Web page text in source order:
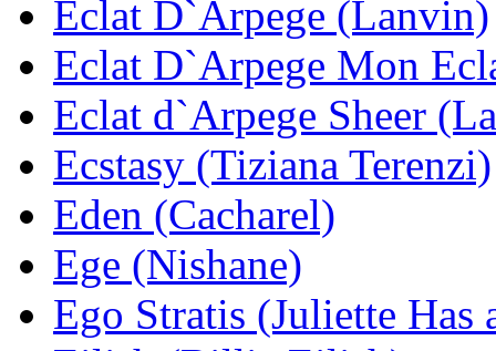
Eclat D`Arpege (Lanvin)
Eclat D`Arpege Mon
Eclat d`Arpege Sheer
Ecstasy (Tiziana Terenzi)
Eden (Cacharel)
Ege (Nishane)
Ego Stratis (Juliette Has